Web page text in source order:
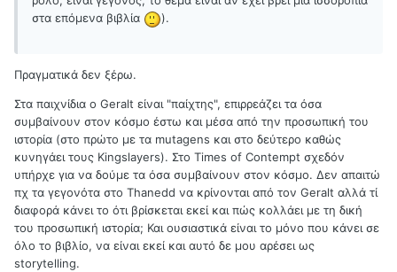
στα επόμενα βιβλία
).
Πραγματικά δεν ξέρω.
Στα παιχνίδια ο Geralt είναι "παίχτης", επιρρεάζει τα όσα
συμβαίνουν στον κόσμο έστω και μέσα από την προσωπική του
ιστορία (στο πρώτο με τα mutagens και στο δεύτερο καθώς
κυνηγάει τους Kingslayers). Στο Times of Contempt σχεδόν
υπήρχε για να δούμε τα όσα συμβαίνουν στον κόσμο. Δεν απαιτώ
πχ τα γεγονότα στο Thanedd να κρίνονται από τον Geralt αλλά τί
διαφορά κάνει το ότι βρίσκεται εκεί και πώς κολλάει με τη δική
του προσωπική ιστορία; Και ουσιαστικά είναι το μόνο που κάνει σε
όλο το βιβλίο, να είναι εκεί και αυτό δε μου αρέσει ως
storytelling.